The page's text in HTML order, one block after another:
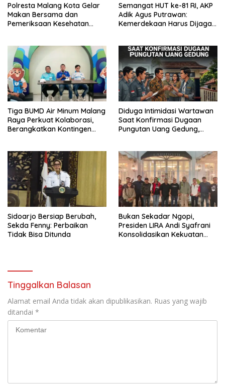
Polresta Malang Kota Gelar
Makan Bersama dan
Pemeriksaan Kesehatan
Semangat HUT ke-81 RI, AKP
Adik Agus Putrawan:
Kemerdekaan Harus Dijaga
Tiga BUMD Air Minum Malang
Raya Perkuat Kolaborasi,
Berangkatkan Kontingen
Diduga Intimidasi Wartawan
Saat Konfirmasi Dugaan
Pungutan Uang Gedung,
Buka suara
Sidoarjo Bersiap Berubah,
Sekda Fenny: Perbaikan
Tidak Bisa Ditunda
Bukan Sekadar Ngopi,
Presiden LIRA Andi Syafrani
Konsolidasikan Kekuatan
Tinggalkan Balasan
Alamat email Anda tidak akan dipublikasikan. Ruas yang wajib
ditandai *